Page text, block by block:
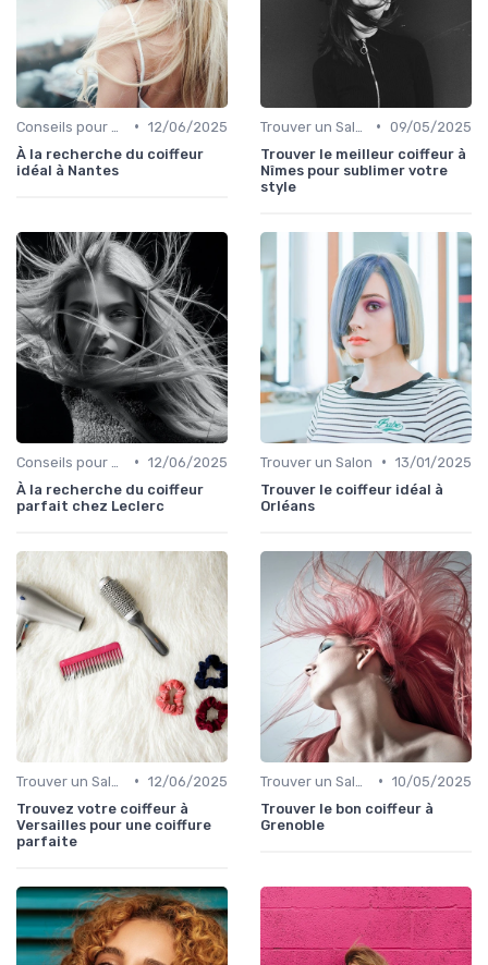
• 12/06/2025
À la recherche du coiffeur
idéal à Nantes
• 09/05/2025
Trouver le meilleur coiffeur à
Nîmes pour sublimer votre
style
• 12/06/2025
À la recherche du coiffeur
parfait chez Leclerc
Trouver un Salon • 13/01/2025
Trouver le coiffeur idéal à
Orléans
• 12/06/2025
Trouvez votre coiffeur à
Versailles pour une coiffure
parfaite
• 10/05/2025
Trouver le bon coiffeur à
Grenoble